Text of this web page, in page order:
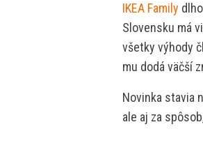
IKEA Family
Slovensku má
všetky výhody
mu dodá väčší
Novinka stavia
ale aj za